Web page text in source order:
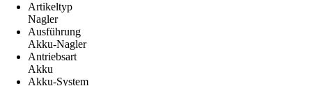
Artikeltyp
Nagler
Ausführung
Akku-Nagler
Antriebsart
Akku
Akku-System